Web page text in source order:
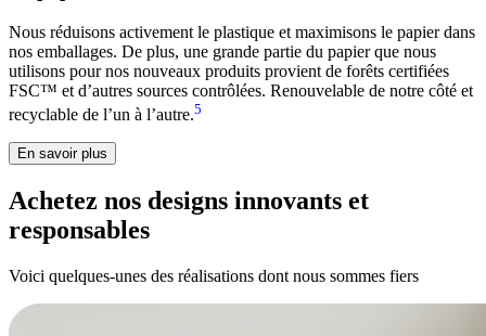
Nous réduisons activement le plastique et maximisons le papier dans
nos emballages. De plus, une grande partie du papier que nous
utilisons pour nos nouveaux produits provient de forêts certifiées
FSC™ et d’autres sources contrôlées. Renouvelable de notre côté et
recyclable de l’un à l’autre.5
En savoir plus
Achetez nos designs innovants et
responsables
Voici quelques-unes des réalisations dont nous sommes fiers